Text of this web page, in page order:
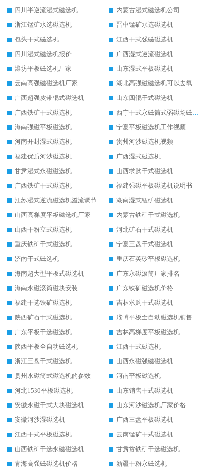
四川半逆流湿式磁选机
内蒙古湿式磁选机公司
浙江锰矿水选磁选机
晋中锰矿水选磁选机
包头干式磁选机
江西干式强磁磁选机
四川湿式磁选机报价
广西湿式逆流磁选机
潍坊平板磁选机厂家
山东湿式平板磁选机
云南高强磁磁选机厂家
湖北高强磁磁选机可以去氧化铝
广西超强皮带辊式磁选机
山东四辊干式磁选机
广西铁矿干式磁选机
西宁干式永磁筒式弱磁场磁选机结构图
海南强磁平板磁选机
宁夏平板磁选机工作视频
河南开封湿式磁选机
贵州河沙磁选机视频
福建优质河沙磁选机
广西湿式磁选机
甘肃湿式永磁磁选机
山西求购干式磁选机
广西铁矿干式磁选机
福建强磁平板磁选机说明书
江苏湿式逆流磁选机溢流调节
湖南湿式锰矿磁选机
山西高梯度平板磁选机厂家
内蒙古铁矿干式磁选机
山西干粉立式磁选机
河北矿石干式磁选机
重庆铁矿干式磁选机
宁夏三盘干式磁选机
济南干式磁选机
重庆石英砂平板磁选机
海南超大型平板式磁选机
广东永磁滚筒厂家排名
海南永磁滚筒磁块安装
广东铁矿磁选机价格
福建干选铁矿磁选机
吉林求购干式磁选机
陕西矿石干式磁选机
淄博平板全自动磁选机销售
广东平板干选磁选机
吉林高梯度平板磁选机
陕西平板全自动磁选机
江西干式磁选机
浙江三盘干式磁选机
山西永磁强磁磁选机
贵州永磁筒式磁选机的参数
河南平板磁选机
河北1530平板磁选机
山东销售干式磁选机
安徽永磁干式大块磁选机
山东河沙磁选机厂家价格
安徽河沙湿磁选机
广西三盘平板磁选机
江西干式平板磁选机
云南锰矿干式磁选机
山西铁矿干选永磁磁选机
甘肃贫铁矿干选磁选机
青海高强磁磁选机价格
新疆干粉永磁选机